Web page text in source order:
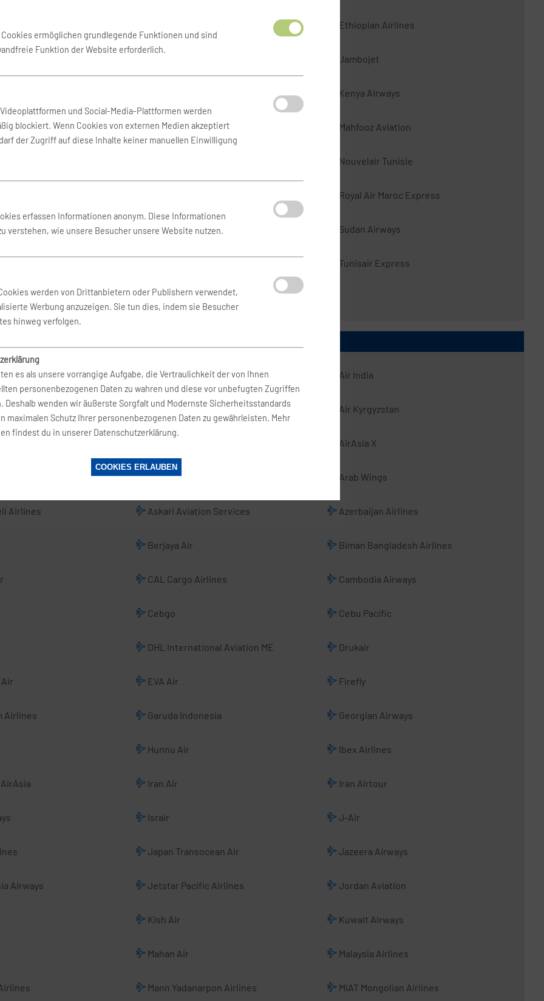
Ethiopian Airlines
Jambojet
(Somalia) Kenya Airways
Aereas de Mocambique Libyan Airlines Mahfooz Aviation
Nouvelair Tunisie
Royal Air Maroc Express
South African Airways Sudan Airways
Tunisair Express
Air Do Air India
Air Japan Air Kyrgyzstan
AirAsia X
ANA All Nippon Airways Arab Wings
Airlines Askari Aviation Services Azerbaijan Airlines
Berjaya Air Biman Bangladesh Airlines
CAL Cargo Airlines Cambodia Airways
Cebgo Cebu Pacific
DHL International Aviation ME Drukair
EVA Air Firefly
Airlines Garuda Indonesia Georgian Airways
Hunnu Air Ibex Airlines
Iran Air Iran Airtour
Israir J-Air
Japan Transocean Air Jazeera Airways
Airways Jetstar Pacific Airlines Jordan Aviation
Kish Air Kuwait Airways
Mahan Air Malaysia Airlines
Mann Yadanarpon Airlines MIAT Mongolian Airlines
Cookies ermöglichen grundlegende Funktionen und sind
Funktion der Website erforderlich.
und Social-Media-Plattformen werden
blockiert. Wenn Cookies von externen Medien akzeptiert
der Zugriff auf diese Inhalte keiner manuellen Einwilligung
erfassen Informationen anonym. Diese Informationen
verstehen, wie unsere Besucher unsere Website nutzen.
werden von Drittanbietern oder Publishern verwendet,
Werbung anzuzeigen. Sie tun dies, indem sie Besucher
hinweg verfolgen.
es als unsere vorrangige Aufgabe, die Vertraulichkeit der von Ihnen
personenbezogenen Daten zu wahren und diese vor unbefugten Zugriffen
Deshalb wenden wir äußerste Sorgfalt und Modernste Sicherheitsstandards
maximalen Schutz Ihrer personenbezogenen Daten zu gewährleisten. Mehr
findest du in unserer Datenschutzerklärung.
COOKIES ERLAUBEN